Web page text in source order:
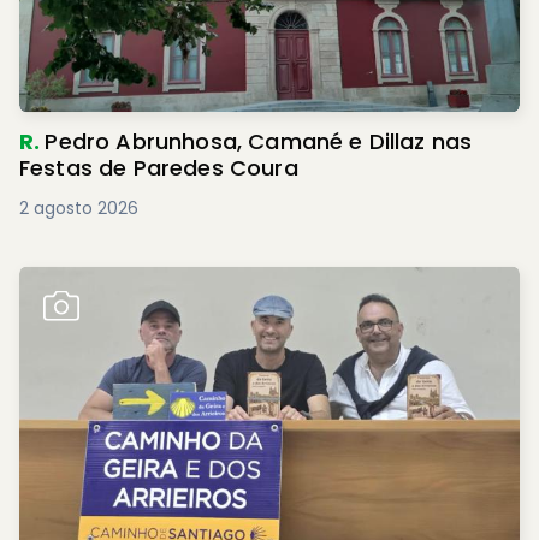
R. Pedro Abrunhosa, Camané e Dillaz nas
Festas de Paredes Coura
2 agosto 2026